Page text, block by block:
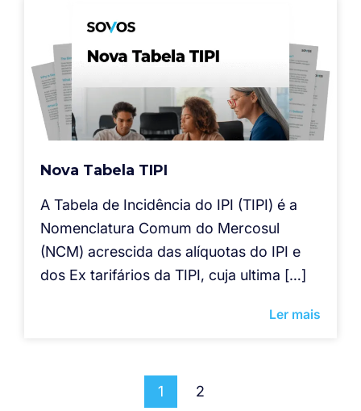
Nova Tabela TIPI
A Tabela de Incidência do IPI (TIPI) é a
Nomenclatura Comum do Mercosul
(NCM) acrescida das alíquotas do IPI e
dos Ex tarifários da TIPI, cuja ultima […]
Ler mais
1 2